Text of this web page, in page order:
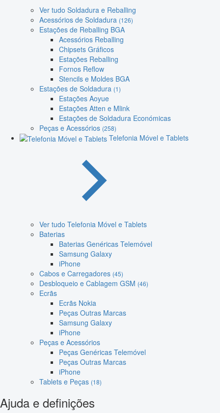
Ver tudo Soldadura e Reballing
Acessórios de Soldadura (126)
Estações de Reballing BGA
Acessórios Reballing
Chipsets Gráficos
Estações Reballing
Fornos Reflow
Stencils e Moldes BGA
Estações de Soldadura (1)
Estações Aoyue
Estações Atten e Mlink
Estações de Soldadura Económicas
Peças e Acessórios (258)
Telefonia Móvel e Tablets
Ver tudo Telefonia Móvel e Tablets
Baterias
Baterias Genéricas Telemóvel
Samsung Galaxy
iPhone
Cabos e Carregadores (45)
Desbloqueio e Cablagem GSM (46)
Ecrãs
Ecrãs Nokia
Peças Outras Marcas
Samsung Galaxy
iPhone
Peças e Acessórios
Peças Genéricas Telemóvel
Peças Outras Marcas
iPhone
Tablets e Peças (18)
Ajuda e definições